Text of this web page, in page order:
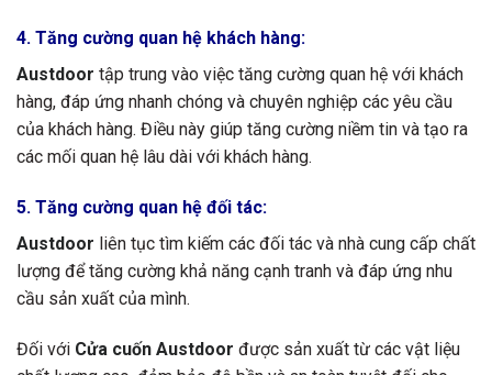
4. Tăng cường quan hệ khách hàng:
Austdoor tập trung vào việc tăng cường quan hệ với khách
hàng, đáp ứng nhanh chóng và chuyên nghiệp các yêu cầu
của khách hàng. Điều này giúp tăng cường niềm tin và tạo ra
các mối quan hệ lâu dài với khách hàng.
5. Tăng cường quan hệ đối tác:
Austdoor liên tục tìm kiếm các đối tác và nhà cung cấp chất
lượng để tăng cường khả năng cạnh tranh và đáp ứng nhu
cầu sản xuất của mình.
Đối với Cửa cuốn Austdoor được sản xuất từ các vật liệu